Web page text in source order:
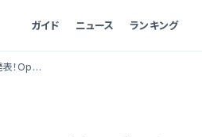
ガイド ニュース ランキング
GPT-Live発表！OpenAIが全二重音声モデルをChatGPTに実装